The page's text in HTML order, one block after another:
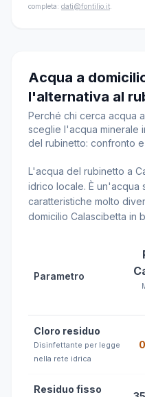
completa: dati@fontilio.it
Acqua a
l'alternativa al
Perché chi cerca acqua
sceglie l'acqua minerale
del rubinetto: confronto
L'acqua del rubinetto a
idrico locale. È un'acqua
caratteristiche molto
domicilio Calascibetta in
Parametro
Cloro residuo
Disinfettante per legge
nella rete idrica
Residuo fisso